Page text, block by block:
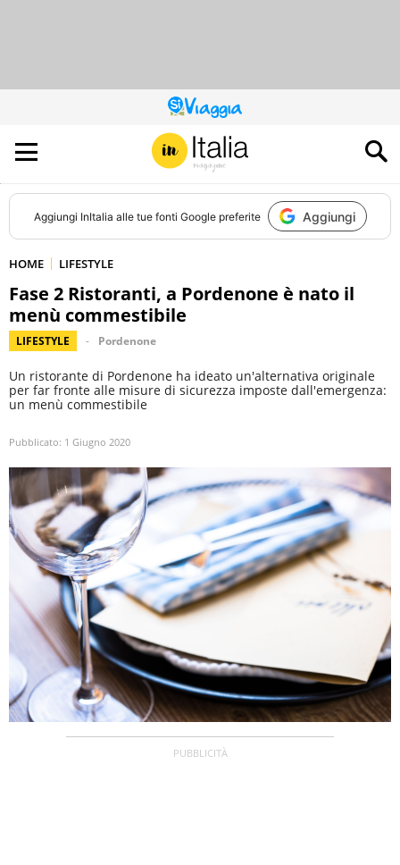
QUESTO
SITO
CONTRIBUISCE
ALL’AUDIENCE
DI
Aggiungi InItalia alle tue fonti Google preferite Aggiungi
HOME LIFESTYLE
Fase 2 Ristoranti, a Pordenone è nato il
menù commestibile
LIFESTYLE Pordenone
Un ristorante di Pordenone ha ideato un'alternativa originale
per far fronte alle misure di sicurezza imposte dall'emergenza:
un menù commestibile
Pubblicato: 1 Giugno 2020